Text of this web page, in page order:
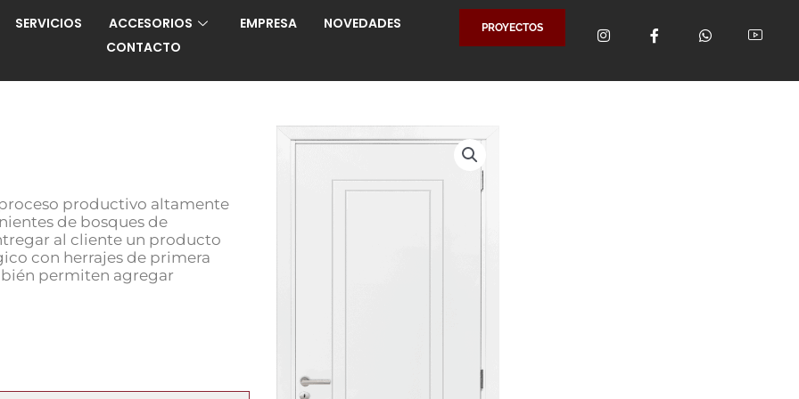
SERVICIOS ACCESORIOS EMPRESA
NOVEDADES
CONTACTO
PROYECTOS
productivo altamente
de bosques de
al cliente un producto
con herrajes de primera
permiten agregar